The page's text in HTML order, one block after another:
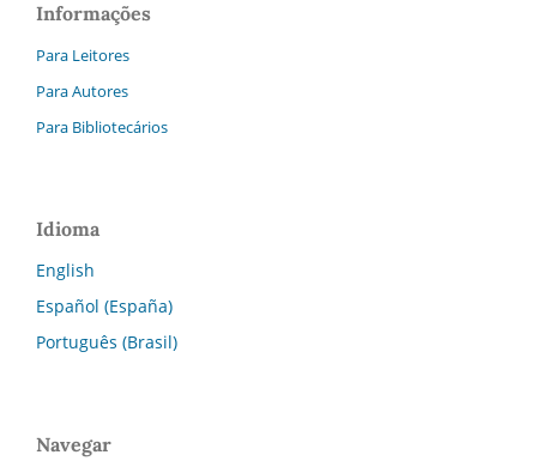
Informações
Para Leitores
Para Autores
Para Bibliotecários
Idioma
English
Español (España)
Português (Brasil)
Navegar